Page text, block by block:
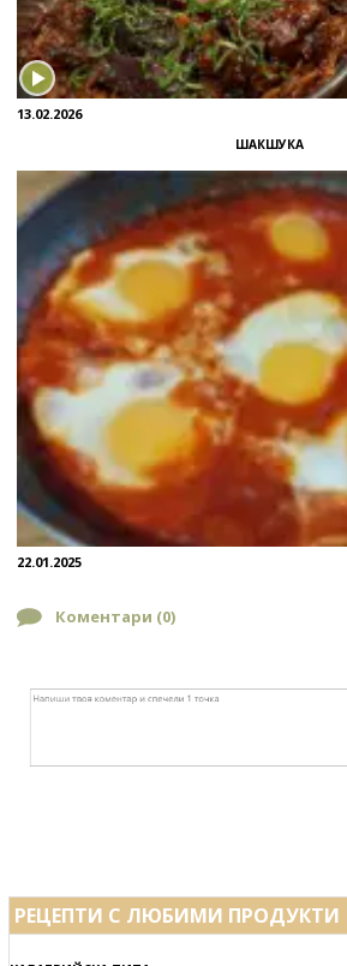
13.02.2026
ШАКШУКА
22.01.2025
Коментари (0)
РЕЦЕПТИ С ЛЮБИМИ ПРОДУКТИ